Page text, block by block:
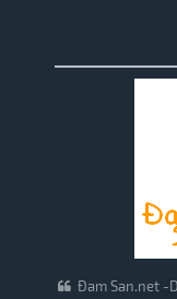
Đam San.net -